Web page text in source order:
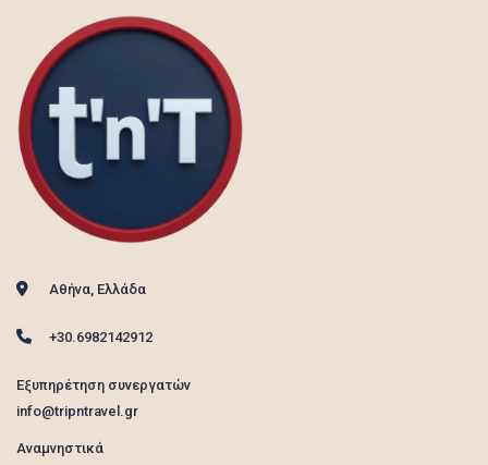
Αθήνα, Ελλάδα
+30.6982142912
Εξυπηρέτηση συνεργατών
info@tripntravel.gr
Αναμνηστικά